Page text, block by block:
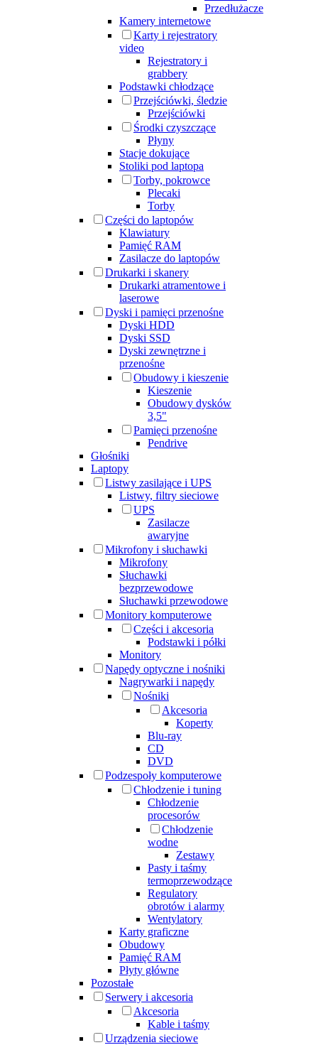
Przedłużacze
Kamery internetowe
Karty i rejestratory
video
Rejestratory i
grabbery
Podstawki chłodzące
Przejściówki, śledzie
Przejściówki
Środki czyszczące
Płyny
Stacje dokujące
Stoliki pod laptopa
Torby, pokrowce
Plecaki
Torby
Części do laptopów
Klawiatury
Pamięć RAM
Zasilacze do laptopów
Drukarki i skanery
Drukarki atramentowe i
laserowe
Dyski i pamięci przenośne
Dyski HDD
Dyski SSD
Dyski zewnętrzne i
przenośne
Obudowy i kieszenie
Kieszenie
Obudowy dysków
3,5"
Pamięci przenośne
Pendrive
Głośniki
Laptopy
Listwy zasilające i UPS
Listwy, filtry sieciowe
UPS
Zasilacze
awaryjne
Mikrofony i słuchawki
Mikrofony
Słuchawki
bezprzewodowe
Słuchawki przewodowe
Monitory komputerowe
Części i akcesoria
Podstawki i półki
Monitory
Napędy optyczne i nośniki
Nagrywarki i napędy
Nośniki
Akcesoria
Koperty
Blu-ray
CD
DVD
Podzespoły komputerowe
Chłodzenie i tuning
Chłodzenie
procesorów
Chłodzenie
wodne
Zestawy
Pasty i taśmy
termoprzewodzące
Regulatory
obrotów i alarmy
Wentylatory
Karty graficzne
Obudowy
Pamięć RAM
Płyty główne
Pozostałe
Serwery i akcesoria
Akcesoria
Kable i taśmy
Urządzenia sieciowe